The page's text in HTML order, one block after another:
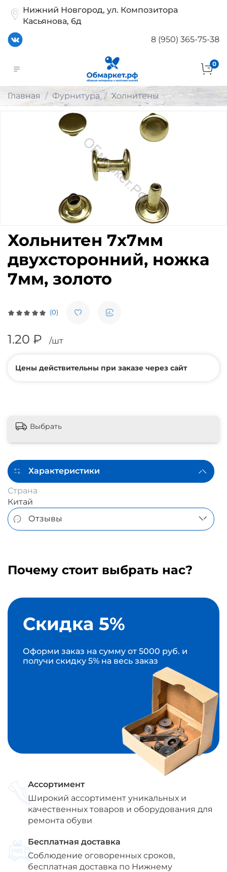
Нижний Новгород, ул. Композитора
Касьянова, 6д
8 (950) 365-75-38
0
Главная Фурнитура Холнитены
(0)
Хольнитен 7х7мм
двухсторонний, ножка
7мм, золото
1.20 ₽ /шт
Цены действительны при заказе через сайт
Выбрать
Характеристики
Страна
Китай
Отзывы
Почему стоит выбрать нас?
Скидка 5%
Оформи заказ на сумму от 5000 руб. и
получи скидку 5% на весь заказ
Ассортимент
Широкий ассортимент уникальных и
качественных товаров и оборудования для
ремонта обуви
Бесплатная доставка
Соблюдение оговоренных сроков,
бесплатная доставка по Нижнему